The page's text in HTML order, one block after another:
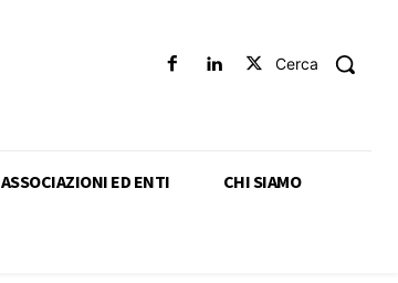
Cerca
ASSOCIAZIONI ED ENTI CHI SIAMO